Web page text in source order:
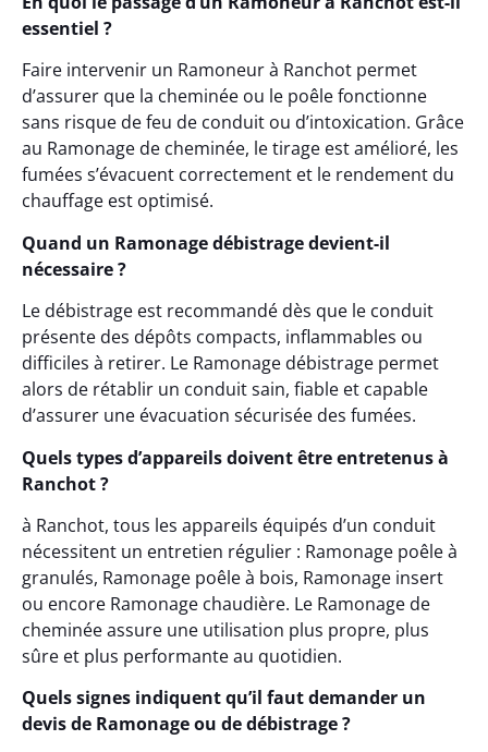
essentiel ?
Faire intervenir un Ramoneur à Ranchot permet
d’assurer que la cheminée ou le poêle fonctionne
sans risque de feu de conduit ou d’intoxication. Grâce
au Ramonage de cheminée, le tirage est amélioré, les
fumées s’évacuent correctement et le rendement du
chauffage est optimisé.
Quand un Ramonage débistrage devient-il
nécessaire ?
Le débistrage est recommandé dès que le conduit
présente des dépôts compacts, inflammables ou
difficiles à retirer. Le Ramonage débistrage permet
alors de rétablir un conduit sain, fiable et capable
d’assurer une évacuation sécurisée des fumées.
Quels types d’appareils doivent être entretenus à
Ranchot ?
à Ranchot, tous les appareils équipés d’un conduit
nécessitent un entretien régulier : Ramonage poêle à
granulés, Ramonage poêle à bois, Ramonage insert
ou encore Ramonage chaudière. Le Ramonage de
cheminée assure une utilisation plus propre, plus
sûre et plus performante au quotidien.
Quels signes indiquent qu’il faut demander un
devis de Ramonage ou de débistrage ?